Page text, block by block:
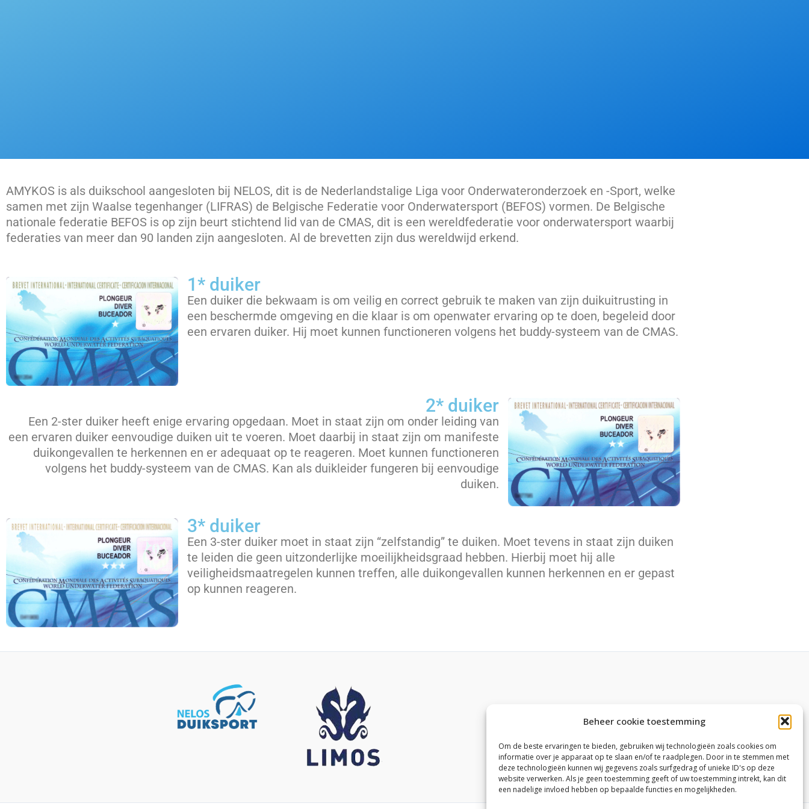
Beheer cookie toestemming
Om de beste ervaringen te bieden, gebruiken wij technologieën zoals cookies om
informatie over je apparaat op te slaan en/of te raadplegen. Door in te stemmen met
deze technologieën kunnen wij gegevens zoals surfgedrag of unieke ID's op deze
website verwerken. Als je geen toestemming geeft of uw toestemming intrekt, kan dit
een nadelige invloed hebben op bepaalde functies en mogelijkheden.
AMYKOS is als duikschool aangesloten bij NELOS, dit is de Nederlandstalige Liga voor Onderwateronderzoek en -Sport, welke
samen met zijn Waalse tegenhanger (LIFRAS) de Belgische Federatie voor Onderwatersport (BEFOS) vormen. De Belgische
nationale federatie BEFOS is op zijn beurt stichtend lid van de CMAS, dit is een wereldfederatie voor onderwatersport waarbij
federaties van meer dan 90 landen zijn aangesloten. Al de brevetten zijn dus wereldwijd erkend.
1* duiker
Een duiker die bekwaam is om veilig en correct gebruik te maken van zijn duikuitrusting in
een beschermde omgeving en die klaar is om openwater ervaring op te doen, begeleid door
een ervaren duiker. Hij moet kunnen functioneren volgens het buddy-systeem van de CMAS.
2* duiker
Een 2-ster duiker heeft enige ervaring opgedaan. Moet in staat zijn om onder leiding van
een ervaren duiker eenvoudige duiken uit te voeren. Moet daarbij in staat zijn om manifeste
duikongevallen te herkennen en er adequaat op te reageren. Moet kunnen functioneren
volgens het buddy-systeem van de CMAS. Kan als duikleider fungeren bij eenvoudige
duiken.
3* duiker
Een 3-ster duiker moet in staat zijn “zelfstandig” te duiken. Moet tevens in staat zijn duiken
te leiden die geen uitzonderlijke moeilijkheidsgraad hebben. Hierbij moet hij alle
veiligheidsmaatregelen kunnen treffen, alle duikongevallen kunnen herkennen en er gepast
op kunnen reageren.